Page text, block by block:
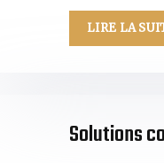
LIRE LA
Solutions